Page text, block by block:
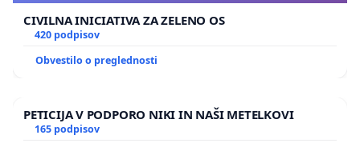
CIVILNA INICIATIVA ZA ZELENO OS
420 podpisov
Obvestilo o preglednosti
PETICIJA V PODPORO NIKI IN NAŠI METELKOVI
165 podpisov